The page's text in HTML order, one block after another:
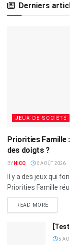
Derniers
JEUX DE SOCIÉTÉ
Priorities Famille
des doigts ?
BY NICO 6 AOÛT 2026
Il y a des jeux qui
Priorities Famille
READ MORE
5